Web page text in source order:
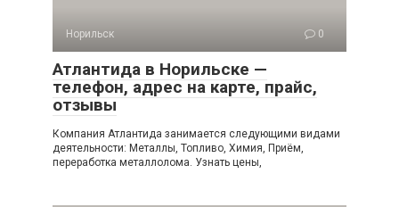
Норильск 0
Атлантида в Норильске —
телефон, адрес на карте, прайс,
отзывы
Компания Атлантида занимается следующими видами
деятельности: Металлы, Топливо, Химия, Приём,
переработка металлолома. Узнать цены,